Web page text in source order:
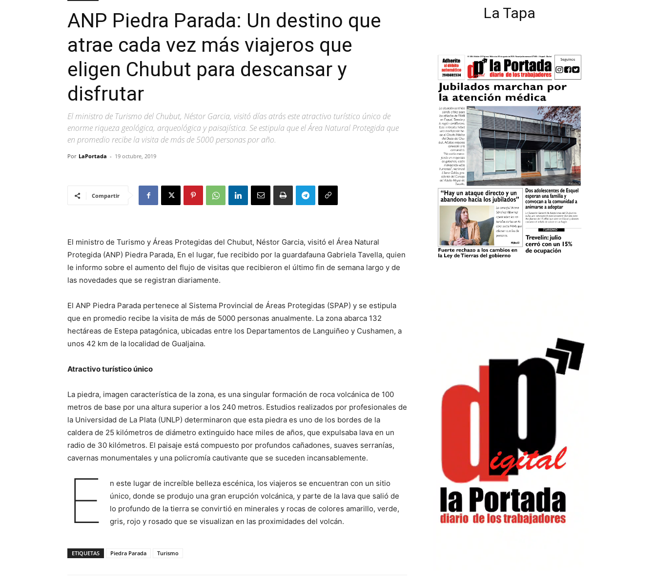
ANP Piedra Parada: Un destino que
atrae cada vez más viajeros que
eligen Chubut para descansar y
disfrutar
El ministro de Turismo del Chubut, Néstor Garcia, visitó días atrás este atractivo turístico único de
enorme riqueza geológica, arqueológica y paisajística. Se estipula que el Área Natural Protegida que
en promedio recibe la visita de más de 5000 personas por año.
Por LaPortada - 19 octubre, 2019
Compartir
El ministro de Turismo y Áreas Protegidas del Chubut, Néstor Garcia, visitó el Área Natural
Protegida (ANP) Piedra Parada, En el lugar, fue recibido por la guardafauna Gabriela Tavella, quien
le informo sobre el aumento del flujo de visitas que recibieron el último fin de semana largo y de
las novedades que se registran diariamente.
El ANP Piedra Parada pertenece al Sistema Provincial de Áreas Protegidas (SPAP) y se estipula
que en promedio recibe la visita de más de 5000 personas anualmente. La zona abarca 132
hectáreas de Estepa patagónica, ubicadas entre los Departamentos de Languiñeo y Cushamen, a
unos 42 km de la localidad de Gualjaina.
Atractivo turístico único
La piedra, imagen característica de la zona, es una singular formación de roca volcánica de 100
metros de base por una altura superior a los 240 metros. Estudios realizados por profesionales de
la Universidad de La Plata (UNLP) determinaron que esta piedra es uno de los bordes de la
caldera de 25 kilómetros de diámetro extinguido hace miles de años, que expulsaba lava en un
radio de 30 kilómetros. El paisaje está compuesto por profundos cañadones, suaves serranías,
cavernas monumentales y una policromía cautivante que se suceden incansablemente.
E
n este lugar de increíble belleza escénica, los viajeros se encuentran con un sitio
único, donde se produjo una gran erupción volcánica, y parte de la lava que salió de
lo profundo de la tierra se convirtió en minerales y rocas de colores amarillo, verde,
gris, rojo y rosado que se visualizan en las proximidades del volcán.
ETIQUETAS Piedra Parada Turismo
La Tapa